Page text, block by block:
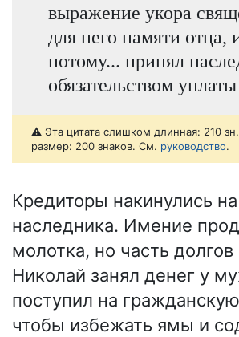
выражение укора
для него памяти отца,
потому... принял
обязательством
⚠️ Эта цитата слишком длинная: 210
размер: 200 знаков. См. руководство.
Кредиторы накинулись на
наследника. Имение
молотка, но часть долгов
Николай занял денег у
поступил на
чтобы избежать ямы и